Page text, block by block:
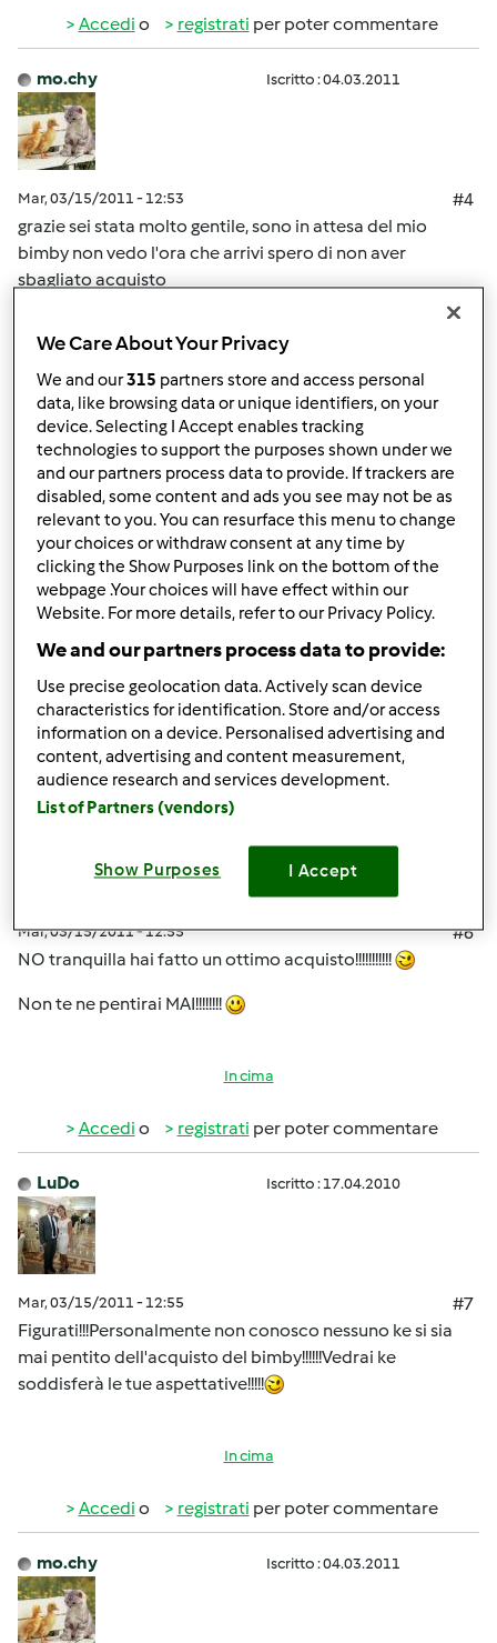
Accedi o registrati per poter commentare
mo.chy Iscritto : 04.03.2011
Mar, 03/15/2011 - 12:53
#4
grazie sei stata molto gentile, sono in attesa del mio
bimby non vedo l'ora che arrivi spero di non aver
sbagliato acquisto
In cima
Accedio registratiper poter commentare
mo.chy Iscritto : 04.03.2011
Mar, 03/15/2011 - 12:55
scusa Sara ma se io rispondo ad una persona lo vedono
In cima
Accedio registratiper poter commentare
sara70
Mar, 03/15/2011 - 12:55
#6
NO tranquilla hai fatto un ottimo acquisto!!!!!!!!!!!
Non te ne pentirai MAI!!!!!!!!
In cima
Accedi o registrati per poter commentare
LuDo Iscritto : 17.04.2010
Mar, 03/15/2011 - 12:55
#7
Figurati!!!Personalmente non conosco nessuno ke si sia
mai pentito dell'acquisto del bimby!!!!!!Vedrai ke
soddisferà le tue aspettative!!!!!
In cima
Accedi o registrati per poter commentare
mo.chy Iscritto : 04.03.2011
We Care About Your Privacy
We and our315 partners store and access personal
data, like browsing data or unique identifiers, on your
device. Selecting I Accept enables tracking
technologies to support the purposes shown under we
and our partners process data to provide. If trackers are
disabled, some content and ads you see may not be as
relevant to you. You can resurface this menu to change
your choices or withdraw consent at any time by
clicking the Show Purposes link on the bottom of the
webpage .Your choices will have effect within our
Website. For more details, refer to our Privacy Policy.
We and our partners process data to provide:
Use precise geolocation data. Actively scan device
characteristics for identification. Store and/or access
information on a device. Personalised advertising and
content, advertising and content measurement,
audience research and services development.
List of Partners (vendors)
Show Purposes I Accept